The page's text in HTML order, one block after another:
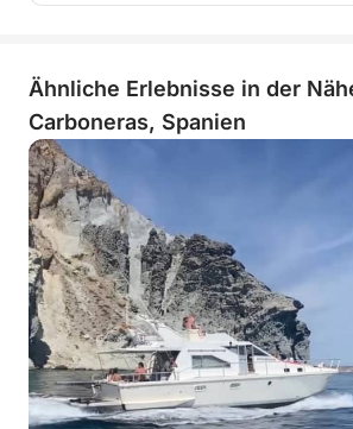
Ähnliche Erlebnisse in der
Carboneras, Spanien